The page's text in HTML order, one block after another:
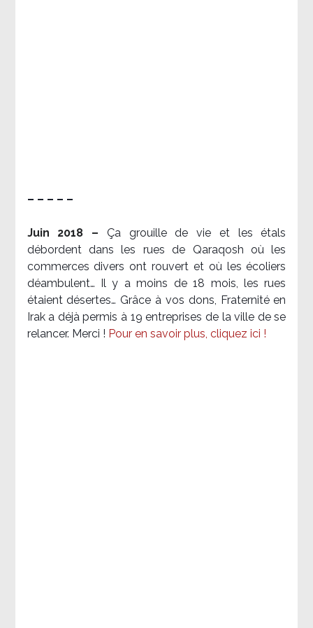
– – – – –
Juin 2018 – Ça grouille de vie et les étals
débordent dans les rues de Qaraqosh où les
commerces divers ont rouvert et où les écoliers
déambulent… Il y a moins de 18 mois, les rues
étaient désertes… Grâce à vos dons, Fraternité en
Irak a déjà permis à 19 entreprises de la ville de se
relancer. Merci ! Pour en savoir plus, cliquez ici !